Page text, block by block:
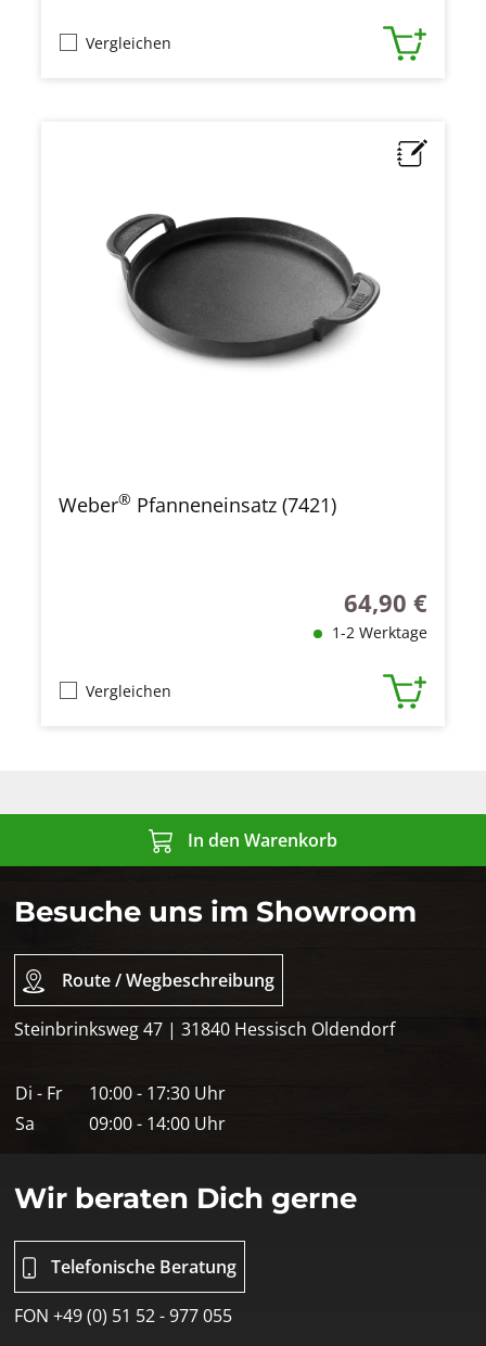
Vergleichen
Weber® Pfanneneinsatz (7421)
Regulärer Preis:
64,90 €
1-2 Werktage
Vergleichen
In den Warenkorb
Besuche uns im Showroom
Route / Wegbeschreibung
Steinbrinksweg 47 | 31840 Hessisch Oldendorf
Di - Fr
10:00 - 17:30 Uhr
Sa
09:00 - 14:00 Uhr
Wir beraten Dich gerne
Telefonische Beratung
FON +49 (0) 51 52 - 977 055